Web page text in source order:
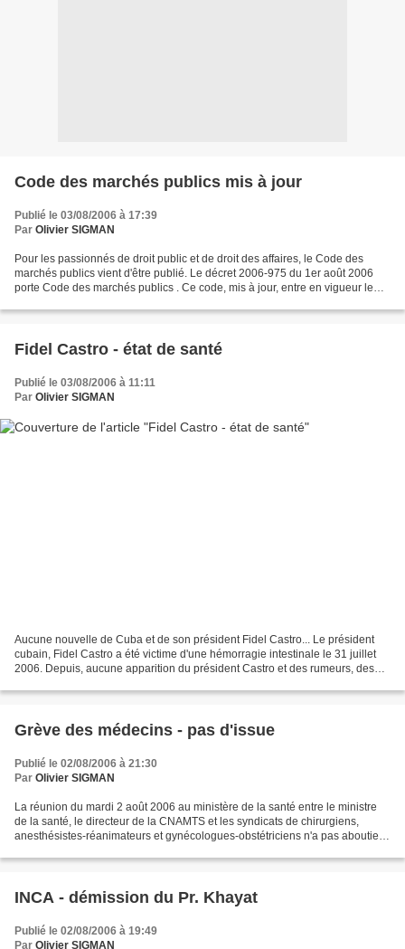
Code des marchés publics mis à jour
Publié le 03/08/2006 à 17:39
Par Olivier SIGMAN
Pour les passionnés de droit public et de droit des affaires, le Code des
marchés publics vient d'être publié. Le décret 2006-975 du 1er août 2006
porte Code des marchés publics . Ce code, mis à jour, entre en vigueur le
Fidel Castro - état de santé
Publié le 03/08/2006 à 11:11
Par Olivier SIGMAN
Aucune nouvelle de Cuba et de son président Fidel Castro... Le président
cubain, Fidel Castro a été victime d'une hémorragie intestinale le 31 juillet
2006. Depuis, aucune apparition du président Castro et des rumeurs, des
Grève des médecins - pas d'issue
Publié le 02/08/2006 à 21:30
Par Olivier SIGMAN
La réunion du mardi 2 août 2006 au ministère de la santé entre le ministre
de la santé, le directeur de la CNAMTS et les syndicats de chirurgiens,
anesthésistes-réanimateurs et gynécologues-obstétriciens n'a pas aboutie
INCA - démission du Pr. Khayat
Publié le 02/08/2006 à 19:49
Par Olivier SIGMAN